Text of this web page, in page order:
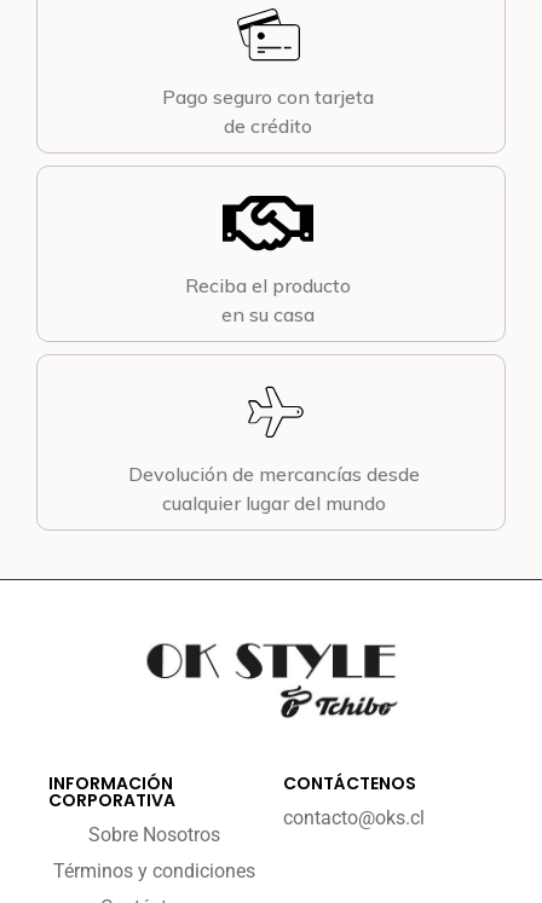
Pago seguro con tarjeta
de crédito
Reciba el producto
en su casa
Devolución de mercancías desde
cualquier lugar del mundo
INFORMACIÓN
CORPORATIVA
Sobre Nosotros
Términos y condiciones
CONTÁCTENOS
contacto@oks.cl